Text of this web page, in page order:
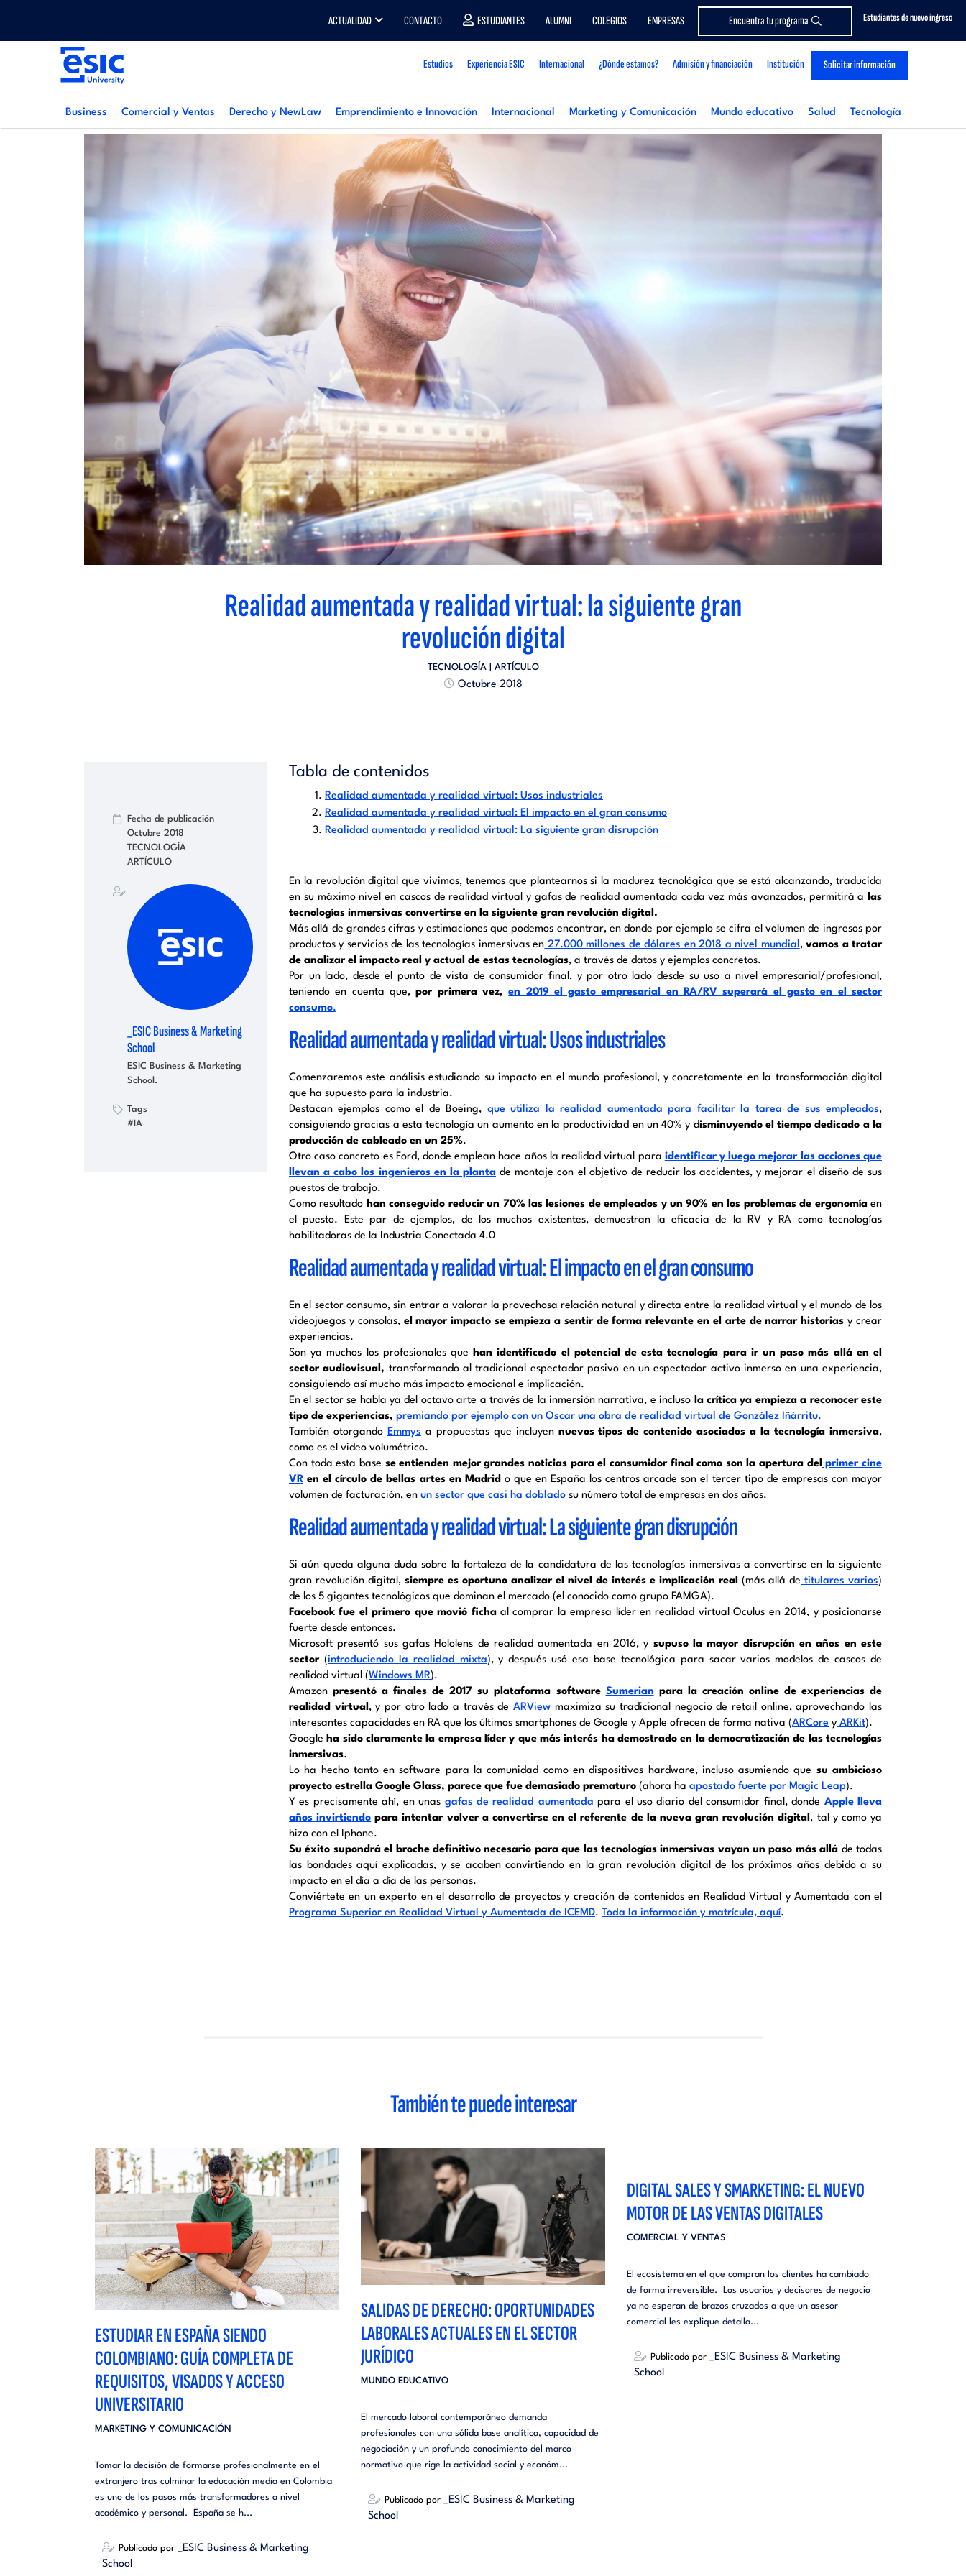
Estudiantes de nuevo ingreso
ACTUALIDAD CONTACTO ESTUDIANTES ALUMNI COLEGIOS EMPRESAS Encuentra tu programa
Estudios Experiencia ESIC Internacional ¿Dónde estamos? Admisión y financiación Institución Solicitar información
Business Comercial y Ventas Derecho y NewLaw Emprendimiento e Innovación Internacional Marketing y Comunicación Mundo educativo Salud Tecnología
Realidad aumentada y realidad virtual: la siguiente gran
revolución digital
TECNOLOGÍA | ARTÍCULO
Octubre 2018
Fecha de publicación
Octubre 2018
TECNOLOGÍA
ARTÍCULO
_ESIC Business & Marketing
School
ESIC Business & Marketing
School.
Tags
#IA
Tabla de contenidos
Realidad aumentada y realidad virtual: Usos industriales
Realidad aumentada y realidad virtual: El impacto en el gran consumo
Realidad aumentada y realidad virtual: La siguiente gran disrupción
En la revolución digital que vivimos, tenemos que plantearnos si la madurez tecnológica que se está alcanzando, traducida
en su máximo nivel en cascos de realidad virtual y gafas de realidad aumentada cada vez más avanzados, permitirá a
las
tecnologías inmersivas convertirse en la siguiente gran revolución digital.
Más allá de grandes cifras y estimaciones que podemos encontrar, en donde por ejemplo se cifra el volumen de ingresos por
productos y servicios de las tecnologías inmersivas en 27.000 millones de dólares en 2018 a nivel mundial ,vamos a tratar
de analizar el impacto real y actual de estas tecnologías, a través de datos y ejemplos concretos.
Por un lado, desde el punto de vista de consumidor final, y por otro lado desde su uso a nivel empresarial/profesional,
teniendo en cuenta que,por primera vez,en 2019 el gasto empresarial en RA/RV superará el gasto en el sector
consumo.
Realidad aumentada y realidad virtual: Usos industriales
Comenzaremos este análisis estudiando su impacto en el mundo profesional, y concretamente en la transformación digital
que ha supuesto para la industria.
Destacan ejemplos como el de Boeing, que utiliza la realidad aumentada para facilitar la tarea de sus empleados,
consiguiendo gracias a esta tecnología un aumento en la productividad en un 40% y disminuyendo el tiempo dedicado a la
producción de cableado en un 25%.
Otro caso concreto es Ford, donde emplean hace años la realidad virtual para identificar y luego mejorar las acciones que
llevan a cabo los ingenieros en la planta de montaje con el objetivo de reducir los accidentes, y mejorar el diseño de sus
puestos de trabajo.
Como resultado han conseguido reducir un 70% las lesiones de empleados y un 90% en los problemas de ergonomíaen
el puesto. Este par de ejemplos, de los muchos existentes, demuestran la eficacia de la RV y RA como tecnologías
habilitadoras de la Industria Conectada 4.0
Realidad aumentada y realidad virtual: El impacto en el gran consumo
En el sector consumo, sin entrar a valorar la provechosa relación natural y directa entre la realidad virtual y el mundo de los
videojuegos y consolas, el mayor impacto se empieza a sentir de forma relevante en el arte de narrar historias y crear
experiencias.
Son ya muchos los profesionales que
han identificado el potencial de esta tecnología para ir un paso más allá en el
sector audiovisual, transformando al tradicional espectador pasivo en un espectador activo inmerso en una experiencia,
consiguiendo así mucho más impacto emocional e implicación.
En el sector se habla ya del octavo arte a través de la inmersión narrativa, e incluso la crítica ya empieza a reconocer este
tipo de experiencias, premiando por ejemplo con un Oscar una obra de realidad virtual de González Iñárritu.
También otorgando Emmys a propuestas que incluyen nuevos tipos de contenido asociados a la tecnología inmersiva,
como es el video volumétrico.
Con toda esta base se entienden mejor grandes noticias para el consumidor final como son la apertura del primer cine
VR en el círculo de bellas artes en Madrid o que en España los centros arcade son el tercer tipo de empresas con mayor
volumen de facturación, en un sector que casi ha doblado su número total de empresas en dos años.
Realidad aumentada y realidad virtual: La siguiente gran disrupción
Si aún queda alguna duda sobre la fortaleza de la candidatura de las tecnologías inmersivas a convertirse en la siguiente
gran revolución digital, siempre es oportuno analizar el nivel de interés e implicación real (más allá de titulares varios)
de los 5 gigantes tecnológicos que dominan el mercado (el conocido como grupo FAMGA).
Facebook fue el primero que movió fichaal comprar la empresa líder en realidad virtual Oculus en 2014, y posicionarse
fuerte desde entonces.
Microsoft presentó sus gafas Hololens de realidad aumentada en 2016, y supuso la mayor disrupción en años en este
sector(introduciendo la realidad mixta), y después usó esa base tecnológica para sacar varios modelos de cascos de
realidad virtual (Windows MR).
Amazonpresentó a finales de 2017 su plataforma software Sumerian para la creación online de experiencias de
realidad virtual , y por otro lado a través deARView maximiza su tradicional negocio de retail online, aprovechando las
interesantes capacidades en RA que los últimos smartphones de Google y Apple ofrecen de forma nativa (ARCore y ARKit).
Google ha sido claramente la empresa líder y que más interés ha demostrado en la democratización de las tecnologías
inmersivas.
Lo ha hecho tanto en software para la comunidad como en dispositivos hardware, incluso asumiendo que su ambicioso
proyecto estrella Google Glass, parece que fue demasiado prematuro (ahora ha apostado fuerte por Magic Leap).
Y es precisamente ahí, en unas gafas de realidad aumentada para el uso diario del consumidor final, donde Apple lleva
años invirtiendo para intentar volver a convertirse en el referente de la nueva gran revolución digital , tal y como ya
hizo con el Iphone.
Su éxito supondrá el broche definitivo necesario para que las tecnologías inmersivas vayan un paso más allá de todas
las bondades aquí explicadas, y se acaben convirtiendo en la gran revolución digital de los próximos años debido a su
impacto en el día a día de las personas.
Conviértete en un experto en el desarrollo de proyectos y creación de contenidos en Realidad Virtual y Aumentada con el
Programa Superior en Realidad Virtual y Aumentada de ICEMD. Toda la información y matrícula, aquí.
También te puede interesar
ESTUDIAR EN ESPAÑA SIENDO
COLOMBIANO: GUÍA COMPLETA DE
REQUISITOS, VISADOS Y ACCESO
UNIVERSITARIO
MARKETING Y COMUNICACIÓN
Tomar la decisión de formarse profesionalmente en el
extranjero tras culminar la educación media en Colombia
es uno de los pasos más transformadores a nivel
académico y personal. España se h...
Publicado por _ESIC Business & Marketing
School
SALIDAS DE DERECHO: OPORTUNIDADES
LABORALES ACTUALES EN EL SECTOR
JURÍDICO
MUNDO EDUCATIVO
El mercado laboral contemporáneo demanda
profesionales con una sólida base analítica, capacidad de
negociación y un profundo conocimiento del marco
normativo que rige la actividad social y económ...
Publicado por
_ESIC Business & Marketing
School
DIGITAL SALES Y SMARKETING: EL NUEVO
MOTOR DE LAS VENTAS DIGITALES
COMERCIAL Y VENTAS
El ecosistema en el que compran los clientes ha cambiado
de forma irreversible. Los usuarios y decisores de negocio
ya no esperan de brazos cruzados a que un asesor
comercial les explique detalla...
Publicado por
_ESIC Business & Marketing
School